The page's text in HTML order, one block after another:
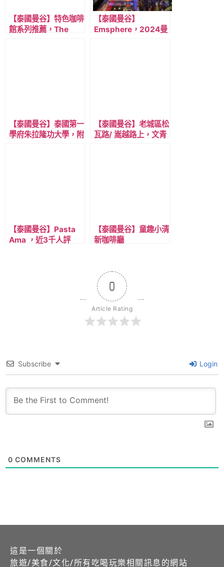
【泰國曼谷】特色咖啡
館系列推薦，The
【泰國曼谷】
Emsphere，2024曼
【泰國曼谷】泰國第一
學府朱拉隆功大學，附
【泰國曼谷】老城區松
瓦路/ 嵩越路上，文青
【泰國曼谷】Pasta
Ama ，近3千人評
【泰國曼谷】童趣小清
新咖啡廳
站，不限時有插座，可
工作咖啡廳。
0
Article Rating
Subscribe Login
0 COMMENTS
這是一個關於
旅遊/美食/文化/所有吃喝玩樂相關訊息的網站